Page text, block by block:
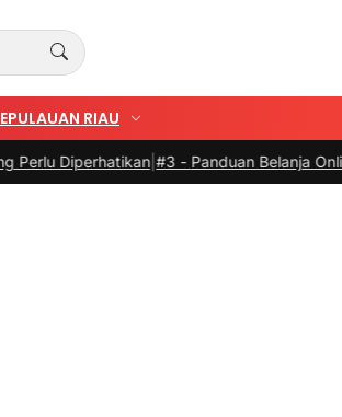
RIAU
|#3 -Panduan Belanja Online Cerdas: